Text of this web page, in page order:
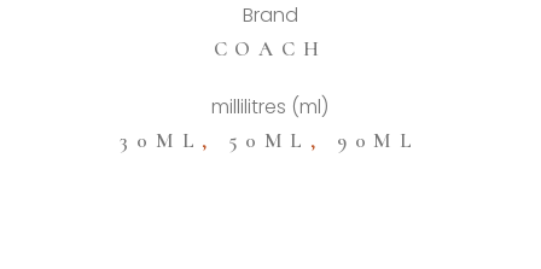
Brand
COACH
millilitres (ml)
30ML , 50ML , 90ML